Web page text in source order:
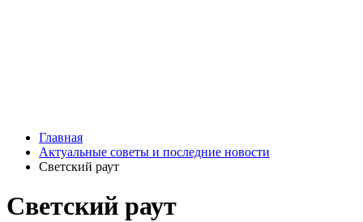
Главная
Актуальные советы и последние новости
Светский раут
Светский раут